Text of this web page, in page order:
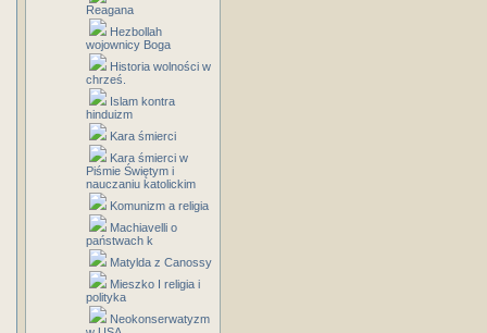
Reagana
Hezbollah
wojownicy Boga
Historia wolności w
chrześ.
Islam kontra
hinduizm
Kara śmierci
Kara śmierci w
Piśmie Świętym i
nauczaniu katolickim
Komunizm a religia
Machiavelli o
państwach k
Matylda z Canossy
Mieszko I religia i
polityka
Neokonserwatyzm